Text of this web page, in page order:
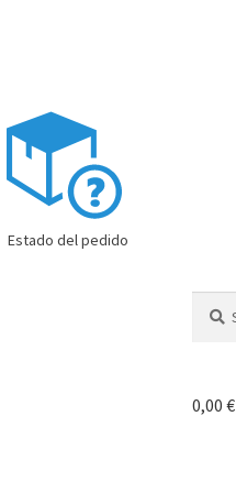
Estado del pedido
0,00 €